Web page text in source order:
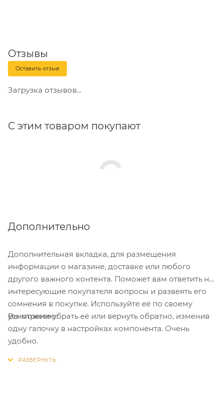
Отзывы
Оставить отзыв
Загрузка отзывов...
С этим товаром покупают
Дополнительно
Дополнительная вкладка, для размещения
информации о магазине, доставке или любого
другого важного контента. Поможет вам ответить на
интересующие покупателя вопросы и развеять его
сомнения в покупке. Используйте её по своему
усмотрению.
Вы можете убрать её или вернуть обратно, изменив
одну галочку в настройках компонента. Очень
удобно.